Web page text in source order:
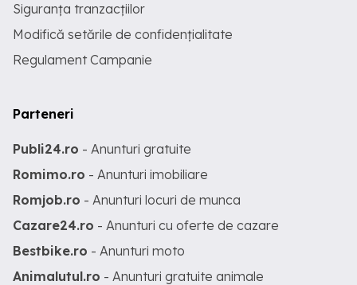
Siguranța tranzacțiilor
Modifică setările de confidențialitate
Regulament Campanie
Parteneri
Publi24.ro - Anunturi gratuite
Romimo.ro - Anunturi imobiliare
Romjob.ro - Anunturi locuri de munca
Cazare24.ro - Anunturi cu oferte de cazare
Bestbike.ro - Anunturi moto
Animalutul.ro - Anunturi gratuite animale